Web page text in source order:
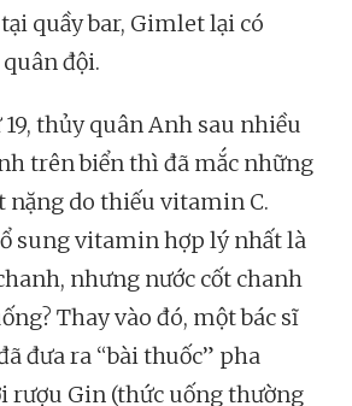
quầy bar, Gimlet lại có
đội.
thủy quân Anh sau nhiều
trên biển thì đã mắc những
nặng do thiếu vitamin C.
sung vitamin hợp lý nhất là
nhưng nước cốt chanh
Thay vào đó, một bác sĩ
đưa ra “bài thuốc” pha
rượu Gin (thức uống thường